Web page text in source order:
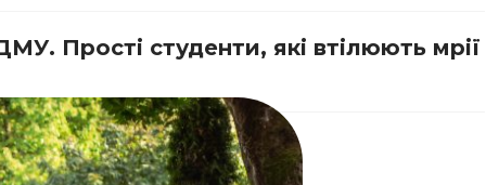
Прості студенти, які втілюють мрії